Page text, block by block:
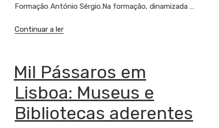
Formação António Sérgio.Na formação, dinamizada …
Continuar a ler“Formação
professores
e
mediadores
de
Lisboa
EM
Mil Pássaros em
Lisboa: Museus e
Bibliotecas aderentes